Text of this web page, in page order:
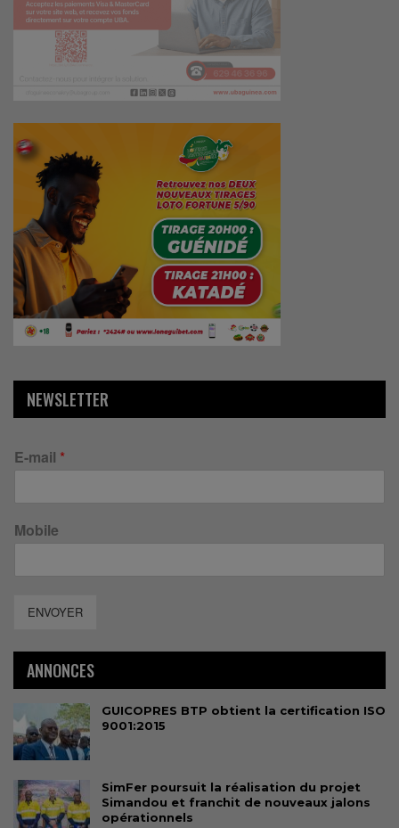
NEWSLETTER
E-mail *
Mobile
ENVOYER
ANNONCES
GUICOPRES BTP obtient la certification ISO
9001:2015
SimFer poursuit la réalisation du projet
Simandou et franchit de nouveaux jalons
opérationnels